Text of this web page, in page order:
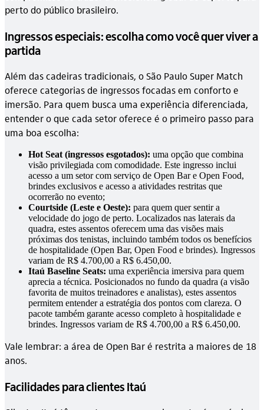
perto do público brasileiro.
Ingressos especiais: escolha como você quer viver a
partida
Além das cadeiras tradicionais, o São Paulo Super Match
oferece categorias de ingressos focadas em conforto e
imersão. Para quem busca uma experiência diferenciada,
entender o que cada setor oferece é o primeiro passo para
uma boa escolha:
Hot Seat (ingressos esgotados): uma opção que combina
visão privilegiada com comodidade. Este ingresso inclui
acesso a um setor com serviço de Open Bar e Open Food,
brindes exclusivos e acesso a atividades restritas que
ocorrerão no evento;
Courtside (Leste e Oeste): para quem quer sentir a
velocidade do jogo de perto. Localizados nas laterais da
quadra, estes assentos oferecem uma das visões mais
próximas dos tenistas, incluindo também todos os benefícios
de hospitalidade (Open Bar, Open Food e brindes). Ingressos
variam de R$ 4.700,00 a R$ 6.450,00.
Itaú Baseline Seats: uma experiência imersiva para quem
aprecia a técnica. Posicionados no fundo da quadra (a visão
favorita de muitos treinadores e analistas), estes assentos
permitem entender a estratégia dos pontos com clareza. O
pacote também garante acesso completo à hospitalidade e
brindes. Ingressos variam de R$ 4.700,00 a R$ 6.450,00.
Vale lembrar: a área de Open Bar é restrita a maiores de 18
anos.
Facilidades para clientes Itaú